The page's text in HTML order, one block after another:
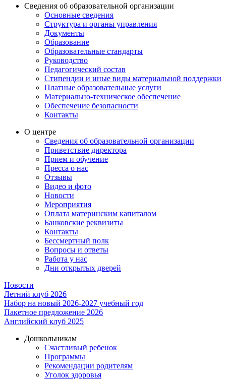
Сведения об образовательной организации
Основные сведения
Структура и органы управления
Документы
Образование
Образовательные стандарты
Руководство
Педагогический состав
Стипендии и иные виды материальной поддержки
Платные образовательные услуги
Материально-техническое обеспечение
Обеспечение безопасности
Контакты
О центре
Сведения об образовательной организации
Приветствие директора
Прием и обучение
Пресса о нас
Отзывы
Видео и фото
Новости
Мероприятия
Оплата материнским капиталом
Банковские реквизиты
Контакты
Бессмертный полк
Вопросы и ответы
Работа у нас
Дни открытых дверей
Новости
Летний клуб 2026
Набор на новый 2026-2027 учебный год
Пакетное предложение 2026
Английский клуб 2025
Дошкольникам
Счастливый ребенок
Программы
Рекомендации родителям
Уголок здоровья